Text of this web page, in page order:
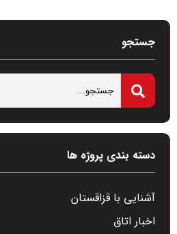
جستجو
دسته بندی پروژه ها
آشنایی با قزاقستان
اخبار اتاق